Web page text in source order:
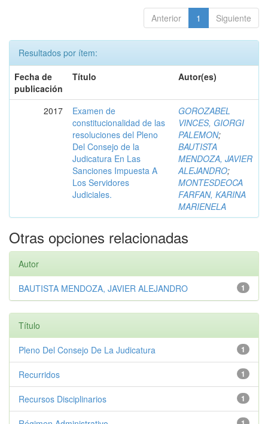
Anterior 1 Siguiente
Resultados por ítem:
Fecha de
publicación
Título Autor(es)
2017
Examen de
constitucionalidad de las
resoluciones del Pleno
Del Consejo de la
Judicatura En Las
Sanciones Impuesta A
Los Servidores
Judiciales.
GOROZABEL
VINCES, GIORGI
PALEMON;
BAUTISTA
MENDOZA, JAVIER
ALEJANDRO;
MONTESDEOCA
FARFAN, KARINA
MARIENELA
Otras opciones relacionadas
Autor
1
BAUTISTA MENDOZA, JAVIER ALEJANDRO
Título
1
Pleno Del Consejo De La Judicatura
1
Recurridos
1
Recursos Disciplinarios